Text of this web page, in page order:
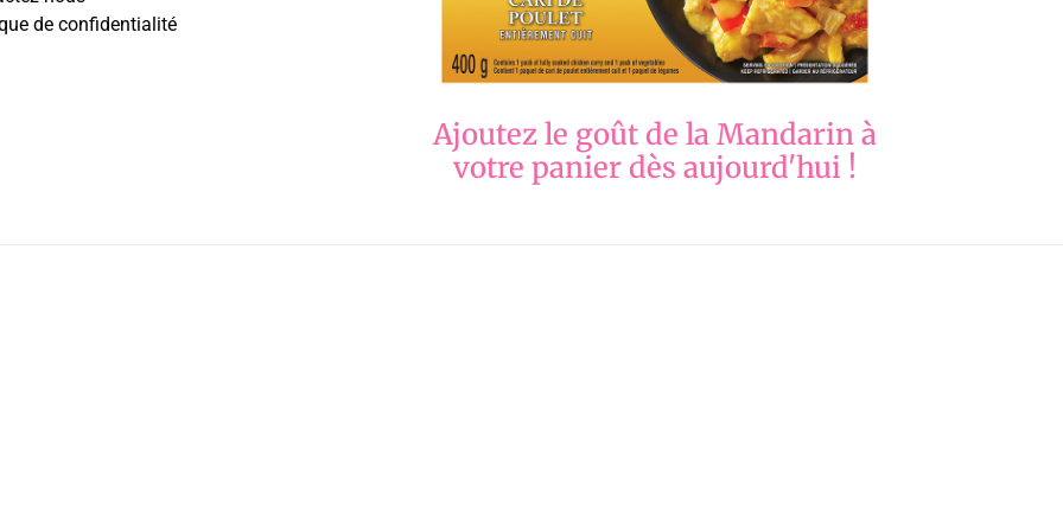
de confidentialité
Ajoutez le goût de la Mandarin à
votre panier dès aujourd'hui !